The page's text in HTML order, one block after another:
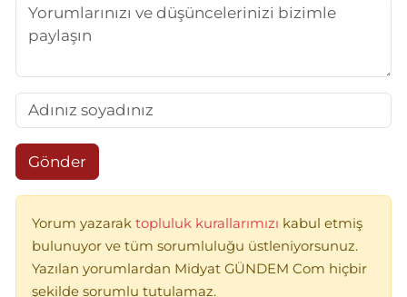
Gönder
Yorum yazarak topluluk kurallarımızı kabul etmiş
bulunuyor ve tüm sorumluluğu üstleniyorsunuz.
Yazılan yorumlardan Midyat GÜNDEM Com hiçbir
şekilde sorumlu tutulamaz.